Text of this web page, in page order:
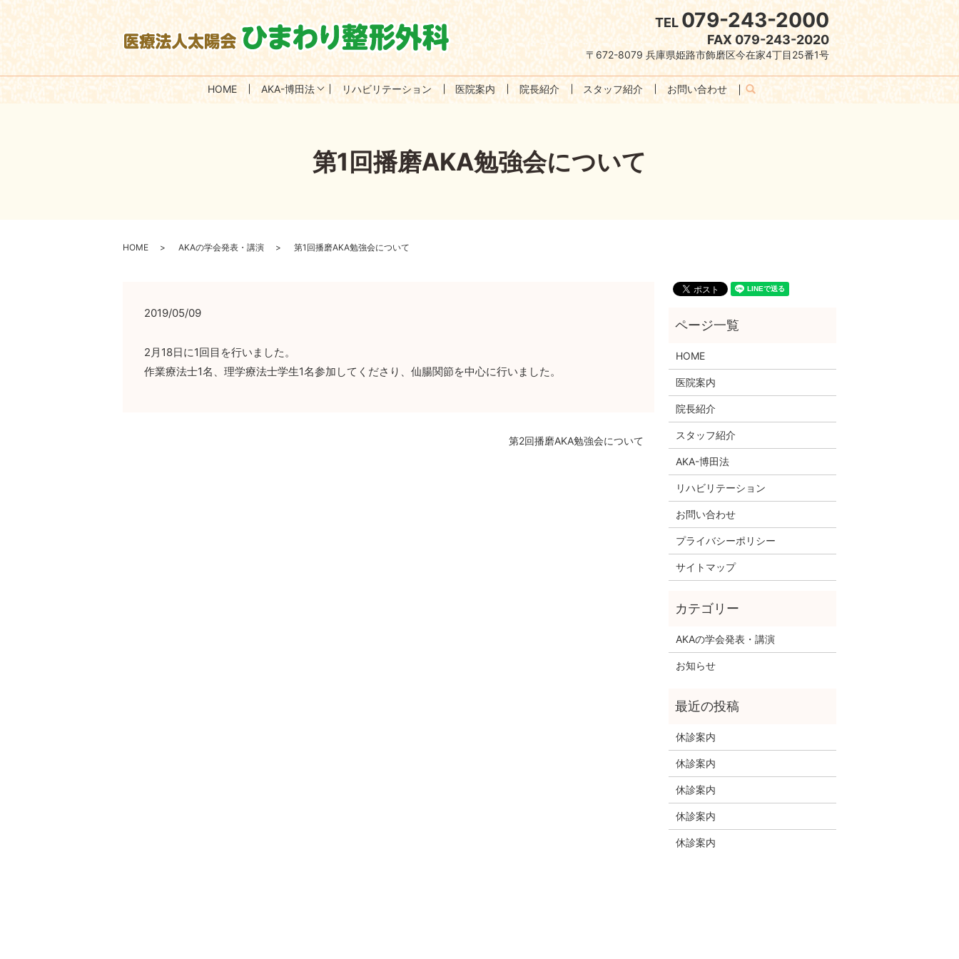
HOME AKA-博田法 リハビリテーション 医院案内 院長紹介 スタッフ紹介 お問い合わせ search
TEL079-243-2000
FAX 079-243-2020
〒672-8079 兵庫県姫路市飾磨区今在家4丁目25番1号
第1回播磨AKA勉強会について
HOME AKAの学会発表・講演 第1回播磨AKA勉強会について
2019/05/09
2月18日に1回目を行いました。
作業療法士1名、理学療法士学生1名参加してくださり、仙腸関節を中心に行いました。
第2回播磨AKA勉強会について
HOME
医院案内
院長紹介
スタッフ紹介
AKA-博田法
リハビリテーション
お問い合わせ
プライバシーポリシー
サイトマップ
AKAの学会発表・講演
お知らせ
休診案内
休診案内
休診案内
休診案内
休診案内